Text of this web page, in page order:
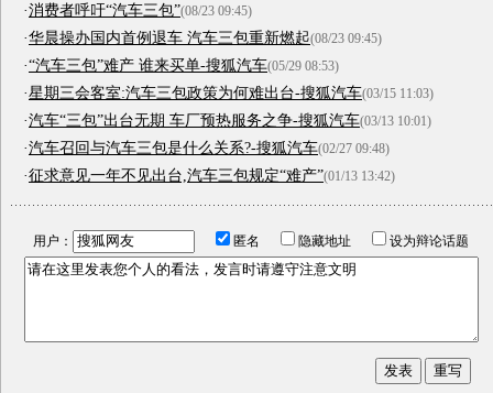
·消费者呼吁“汽车三包”(08/23 09:45)
·华晨操办国内首例退车 汽车三包重新燃起(08/23 09:45)
·“汽车三包”难产 谁来买单-搜狐汽车(05/29 08:53)
·星期三会客室:汽车三包政策为何难出台-搜狐汽车(03/15 11:03)
·汽车“三包”出台无期 车厂预热服务之争-搜狐汽车(03/13 10:01)
·汽车召回与汽车三包是什么关系?-搜狐汽车(02/27 09:48)
·征求意见一年不见出台,汽车三包规定“难产”(01/13 13:42)
用户： 匿名 隐藏地址 设为辩论话题